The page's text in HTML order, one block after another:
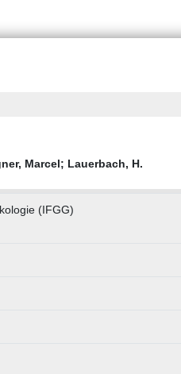
Marcel; Lauerbach, H.
(IFGG)